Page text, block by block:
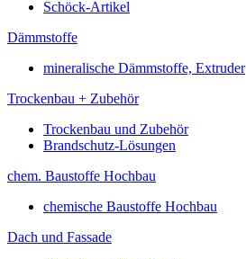
Schöck-Artikel
Dämmstoffe
mineralische Dämmstoffe, Extruder
Trockenbau + Zubehör
Trockenbau und Zubehör
Brandschutz-Lösungen
chem. Baustoffe Hochbau
chemische Baustoffe Hochbau
Dach und Fassade